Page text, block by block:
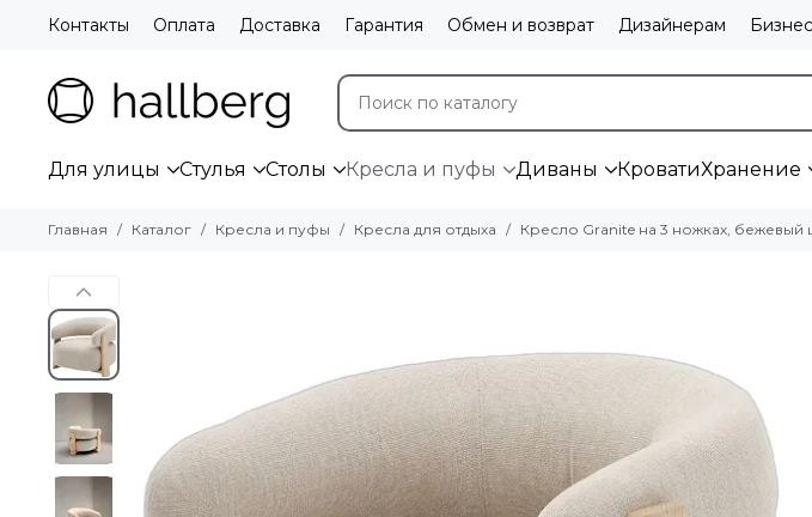
Контакты Оплата Доставка Гарантия Обмен и возврат Дизайнерам
Для улицы Стулья Столы Кресла и пуфы Диваны КроватиХранение
Главная Каталог Кресла и пуфы Кресла для отдыха Кресло Granite на 3 ножках, бежевый